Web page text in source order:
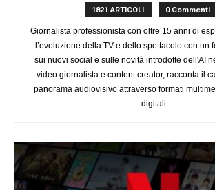
1821 ARTICOLI 0 Commenti
Giornalista professionista con oltre 15 anni di
l’evoluzione della TV e dello spettacolo con un
sui nuovi social e sulle novità introdotte dell'AI
video giornalista e content creator, racconta il
panorama audiovisivo attraverso formati
digitali.